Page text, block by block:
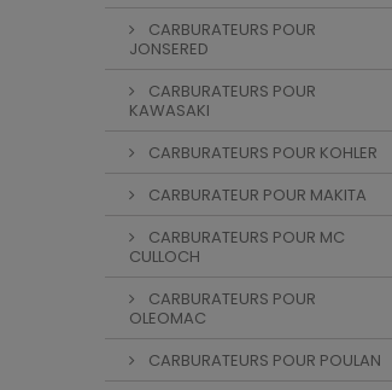
CARBURATEURS POUR
JONSERED
CARBURATEURS POUR
KAWASAKI
CARBURATEURS POUR KOHLER
CARBURATEUR POUR MAKITA
CARBURATEURS POUR MC
CULLOCH
CARBURATEURS POUR
OLEOMAC
CARBURATEURS POUR POULAN